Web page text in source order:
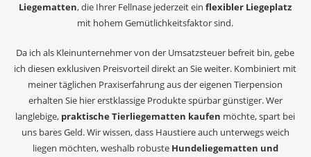
Liegematten, die Ihrer Fellnase jederzeit einflexibler Liegeplatz
mit hohem Gemütlichkeitsfaktor sind.
Da ich als Kleinunternehmer von der Umsatzsteuer befreit bin, gebe
ich diesen exklusiven Preisvorteil direkt an Sie weiter. Kombiniert mit
meiner täglichen Praxiserfahrung aus der eigenen Tierpension
erhalten Sie hier erstklassige Produkte spürbar günstiger. Wer
langlebige, praktische Tierliegematten kaufen möchte, spart bei
uns bares Geld. Wir wissen, dass Haustiere auch unterwegs weich
liegen möchten, weshalb robuste Hundeliegematten und